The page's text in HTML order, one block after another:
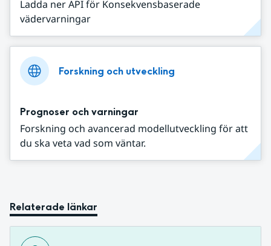
Ladda ner API för Konsekvensbaserade
vädervarningar
Forskning och utveckling
Prognoser och varningar
Forskning och avancerad modellutveckling för att
du ska veta vad som väntar.
Relaterade länkar